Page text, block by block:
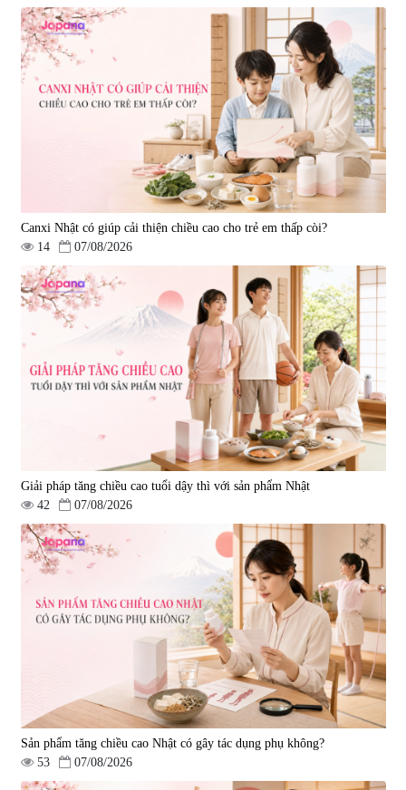
Viên uống hỗ trợ xương khớp
Super Glucosamine DX Hokoen
300 viên
980.000 đ
Viên uống hỗ trợ xương khớp
Yoro Factory Kyoto Has 50EX
Plus 30 viên
|0
2.380.000 đ
Canxi Nhật có giúp cải thiện chiều cao cho trẻ em thấp còi?
14
07/08/2026
Giải pháp tăng chiều cao tuổi dậy thì với sản phẩm Nhật
42
07/08/2026
Sản phẩm tăng chiều cao Nhật có gây tác dụng phụ không?
53
07/08/2026